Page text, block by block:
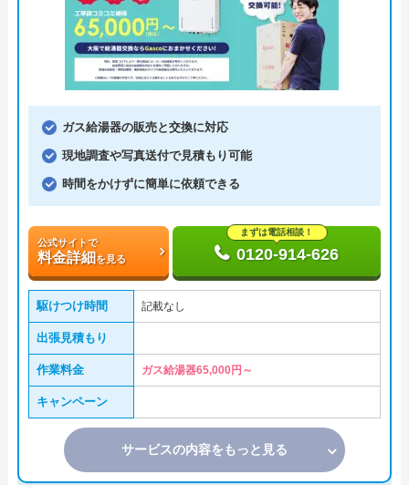
ガス給湯器の販売と交換に対応
現地調査や写真送付で見積もり可能
時間をかけずに簡単に依頼できる
公式サイトで
料金詳細を見る
まずは電話相談！
0120-914-626
駆けつけ時間 記載なし
出張見積もり
作業料金 ガス給湯器65,000円～
キャンペーン
サービスの内容をもっと見る